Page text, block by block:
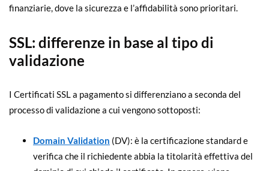
finanziarie, dove la sicurezza e l’affidabilità sono prioritari.
SSL: differenze in base al tipo di
validazione
I Certificati SSL a pagamento si differenziano a seconda del
processo di validazione a cui vengono sottoposti:
Domain Validation (DV): è la certificazione standard e
verifica che il richiedente abbia la titolarità effettiva del